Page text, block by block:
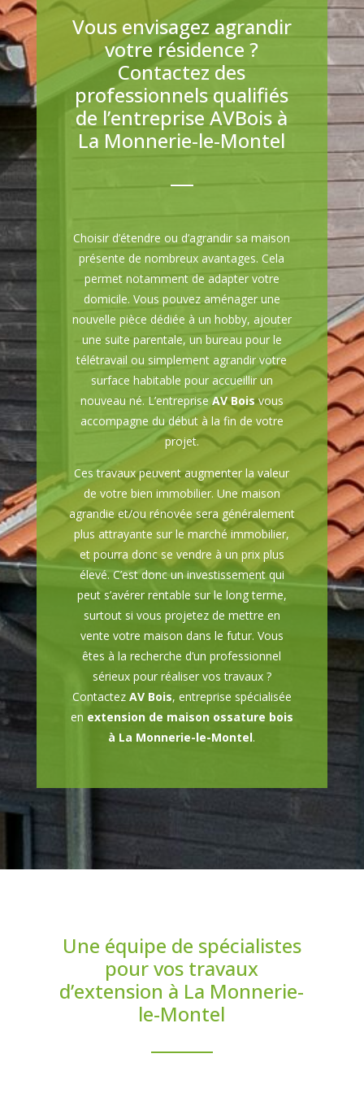
Vous envisagez agrandir
votre résidence ?
Contactez des
professionnels qualifiés
de l’entreprise AVBois à
La Monnerie-le-Montel
Choisir d’étendre ou d’agrandir sa maison
présente de nombreux avantages. Cela
permet notamment de adapter votre
domicile. Vous pouvez aménager une
nouvelle pièce dédiée à un hobby, ajouter
une suite parentale, un bureau pour le
télétravail ou simplement agrandir votre
surface habitable pour accueillir un
nouveau né. L’entreprise AV Boisvous
accompagne du début à la fin de votre
projet.
Ces travaux peuvent augmenter la valeur
de votre bien immobilier. Une maison
agrandie et/ou rénovée sera généralement
plus attrayante sur le marché immobilier,
et pourra donc se vendre à un prix plus
élevé. C’est donc un investissement qui
peut s’avérer rentable sur le long terme,
surtout si vous projetez de mettre en
vente votre maison dans le futur. Vous
êtes à la recherche d’un professionnel
sérieux pour réaliser vos travaux ?
Contactez AV Bois, entreprise spécialisée
en extension de maison ossature bois
à La Monnerie-le-Montel.
Une équipe de spécialistes
pour vos travaux
d’extension à La Monnerie-
le-Montel